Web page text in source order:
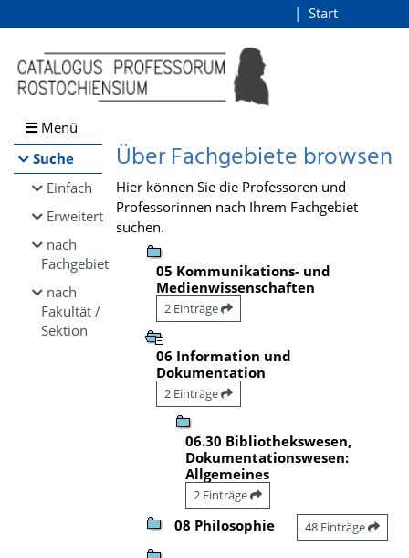
Browsen
direkt zum Inhalt
Start
Menü
Suche
Einfach
Erweitert
nach
Fachgebiet
nach
Fakultät /
Sektion
Über Fachgebiete browsen
Hier können Sie die Professoren und
Professorinnen nach Ihrem Fachgebiet
suchen.
05 Kommunikations- und
Medienwissenschaften
2 Einträge
06 Information und
Dokumentation
2 Einträge
06.30 Bibliothekswesen,
Dokumentationswesen:
Allgemeines
2 Einträge
08 Philosophie 48 Einträge